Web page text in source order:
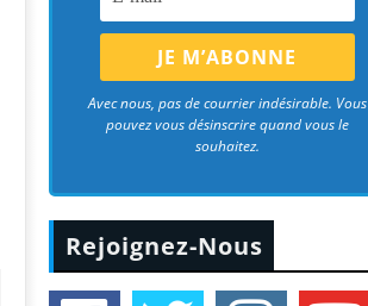
Avec nous, pas de courrier indésirable. Vous
pouvez vous désinscrire quand vous le
souhaitez.
Rejoignez-Nous